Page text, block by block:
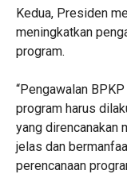
Kedua, Presiden
meningkatkan
program.
“Pengawalan
program harus
yang direncanakan
jelas dan
perencanaan